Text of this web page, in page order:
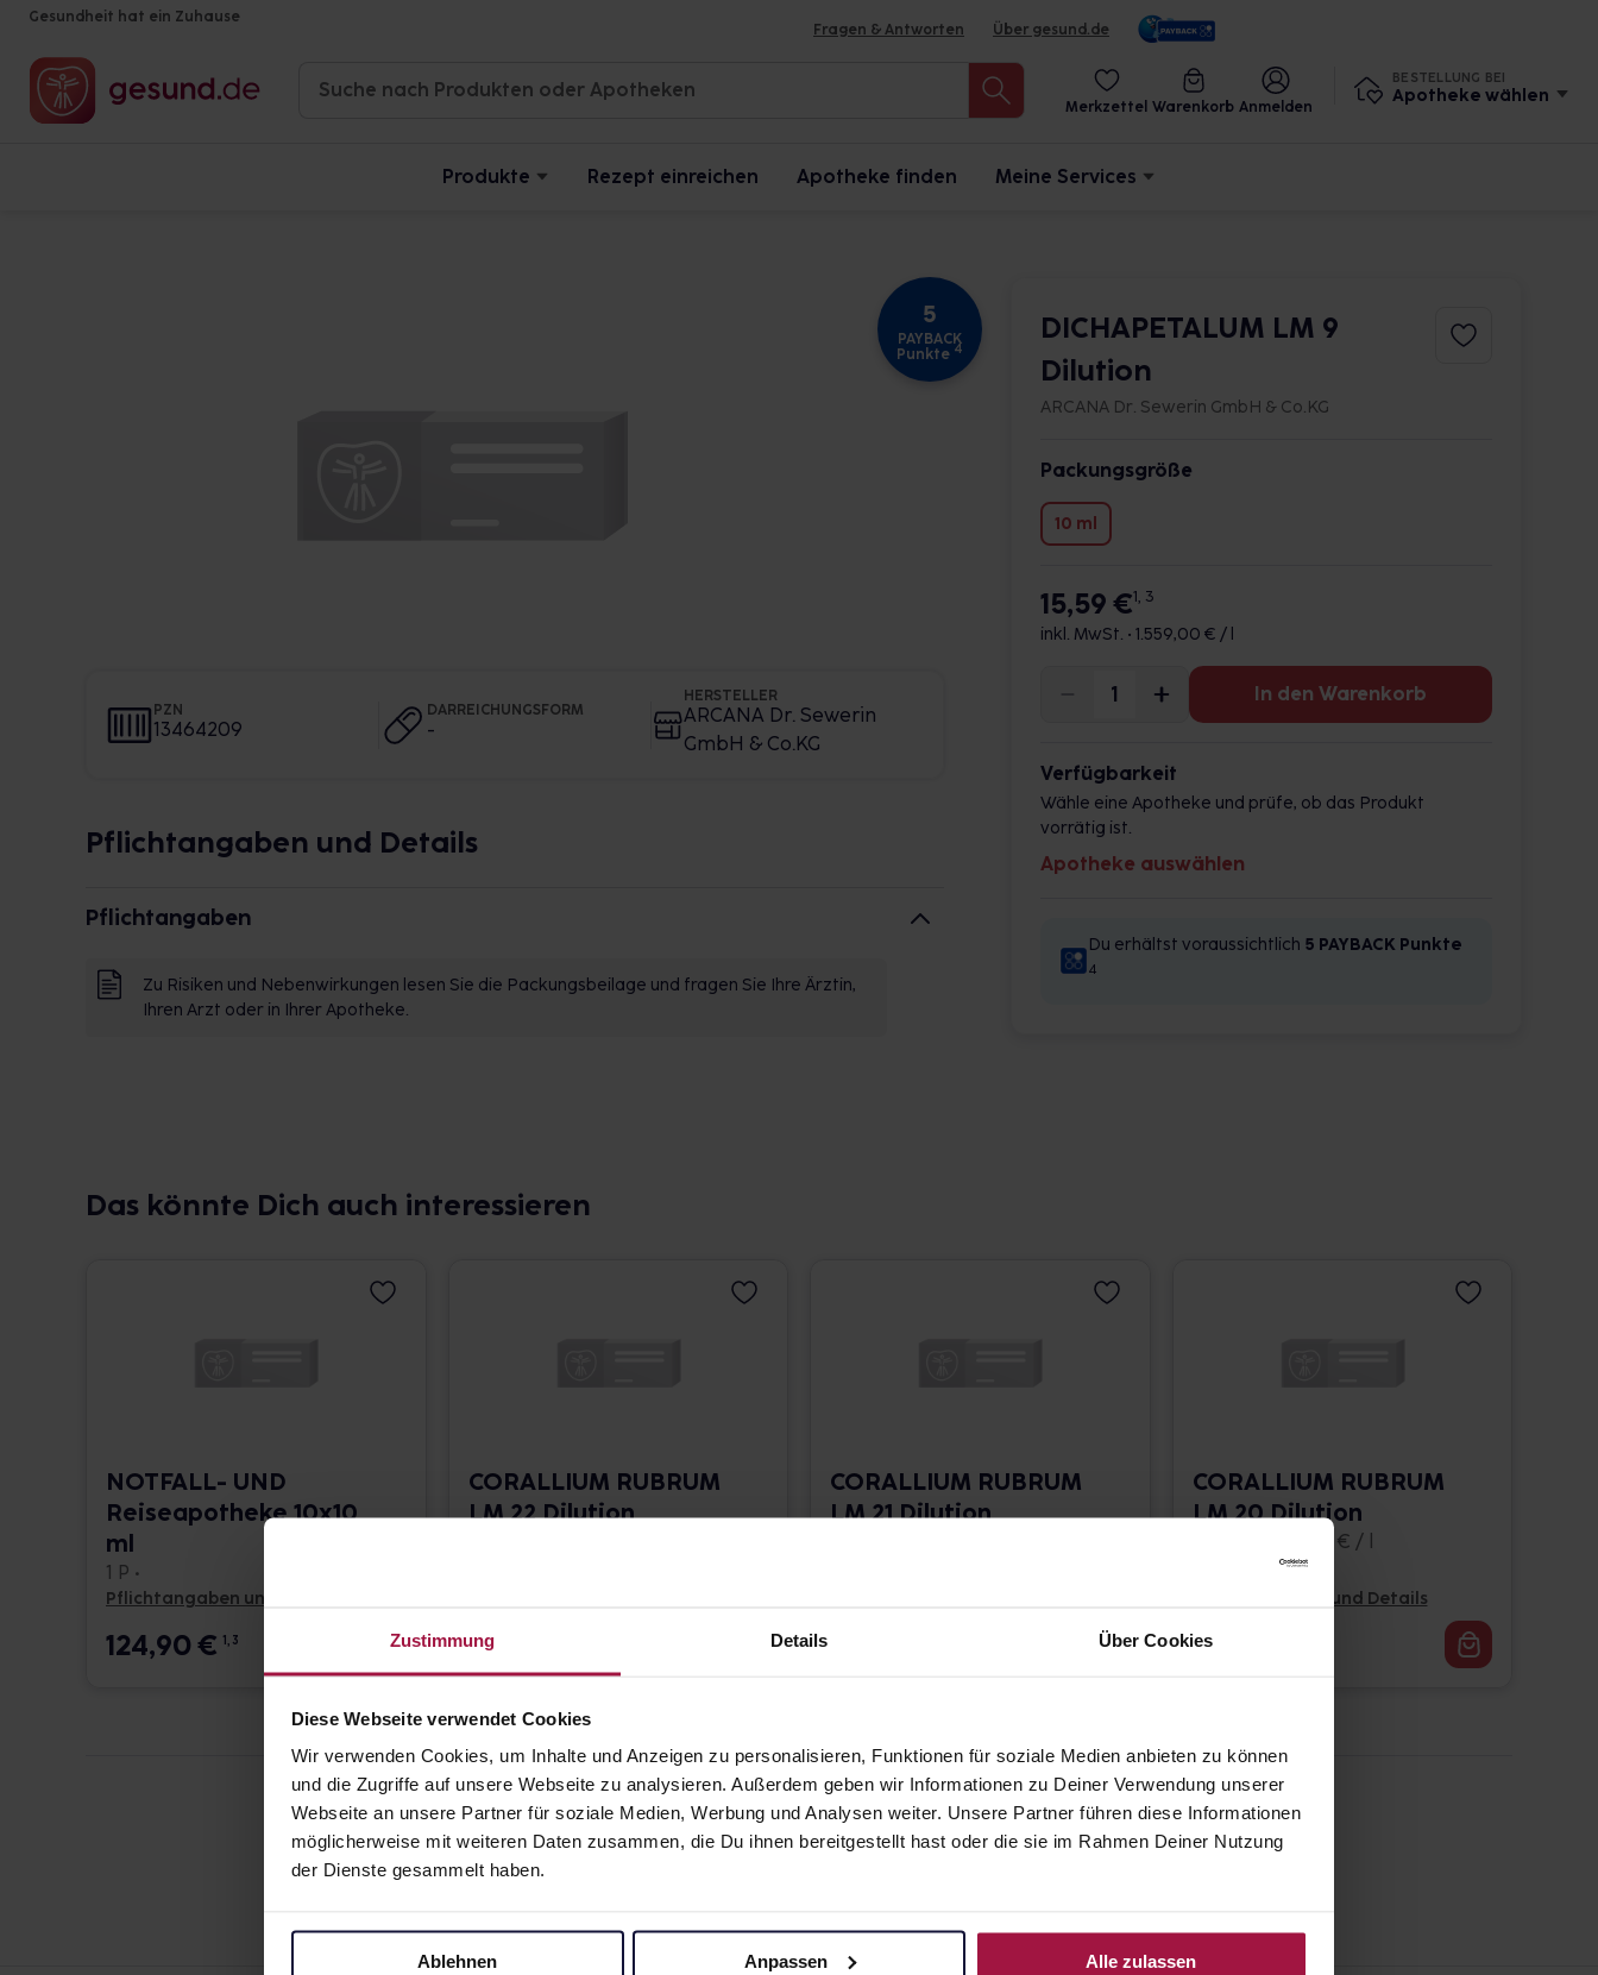
Zustimmung Details Über Cookies
Diese Webseite verwendet Cookies
Wir verwenden Cookies, um Inhalte und Anzeigen zu personalisieren, Funktionen für soziale Medien anbieten zu können
und die Zugriffe auf unsere Webseite zu analysieren. Außerdem geben wir Informationen zu Deiner Verwendung unserer
Webseite an unsere Partner für soziale Medien, Werbung und Analysen weiter. Unsere Partner führen diese Informationen
möglicherweise mit weiteren Daten zusammen, die Du ihnen bereitgestellt hast oder die sie im Rahmen Deiner Nutzung
der Dienste gesammelt haben.
Ablehnen Anpassen Alle zulassen
Gesundheit hat ein Zuhause
Fragen & Antworten Über gesund.de
Merkzettel Warenkorb Anmelden
BESTELLUNG BEI
Apotheke wählen
Produkte Rezept einreichen Apotheke finden Meine Services
5
PAYBACK
Punkte 4
PZN
13464209
DARREICHUNGSFORM
-
HERSTELLER
ARCANA Dr. Sewerin
GmbH & Co.KG
Pflichtangaben und Details
Pflichtangaben
Zu Risiken und Nebenwirkungen lesen Sie die Packungsbeilage und fragen Sie Ihre Ärztin,
Ihren Arzt oder in Ihrer Apotheke.
DICHAPETALUM LM 9
Dilution
ARCANA Dr. Sewerin GmbH & Co.KG
Packungsgröße
10 ml
15,59 €1, 3
inkl. MwSt. • 1.559,00 € / l
In den Warenkorb
Verfügbarkeit
Wähle eine Apotheke und prüfe, ob das Produkt
vorrätig ist.
Apotheke auswählen
Du erhältst voraussichtlich 5 PAYBACK Punkte
4
Das könnte Dich auch interessieren
NOTFALL- UND
Reiseapotheke 10x10
ml
1 P •
Pflichtangaben und Details
124,90€ 1, 3
CORALLIUM RUBRUM
LM 22 Dilution
17,66
CORALLIUM RUBRUM
LM 21 Dilution
CORALLIUM RUBRUM
LM 20 Dilution
10 ml • 1.662,00 € / l
Pflichtangaben und Details
16,62